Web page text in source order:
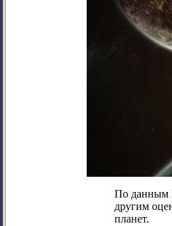
По данным
другим
планет.